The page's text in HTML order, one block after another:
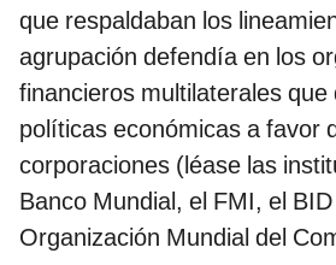
que respaldaban los
agrupación defendía en los
financieros multilaterales que
políticas económicas a favor
corporaciones (léase las
Banco Mundial, el FMI, el
Organización Mundial del